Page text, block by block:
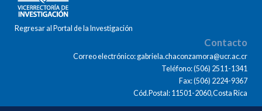
Regresar al Portal de la Investigación
Contacto
Correo electrónico: gabriela.chaconzamora@ucr.ac.cr
Teléfono: (506) 2511-1341
Fax: (506) 2224-9367
Cód.Postal: 11501-2060,Costa Rica